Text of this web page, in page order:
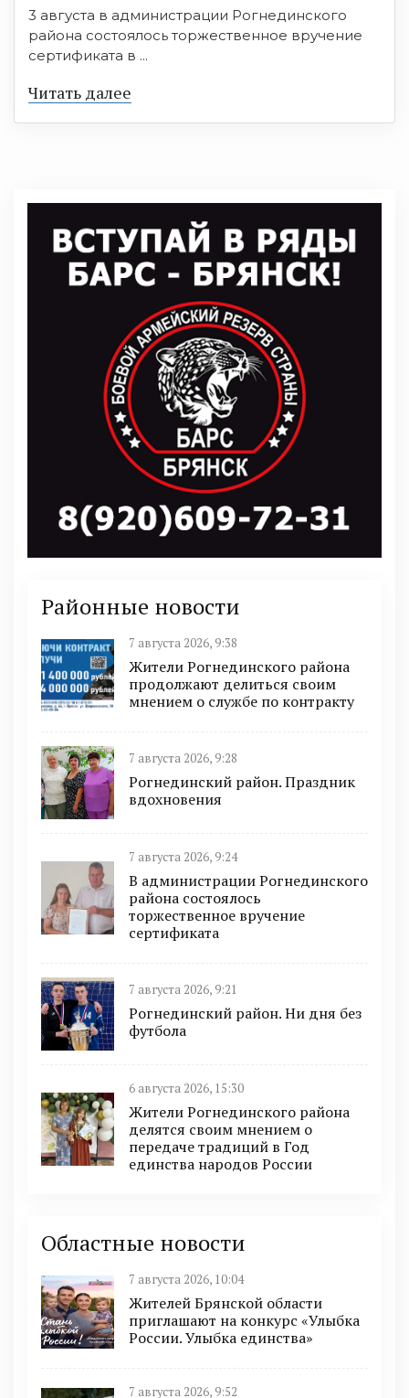
3 августа в администрации Рогнединского
района состоялось торжественное вручение
сертификата в ...
Читать далее
Районные новости
7 августа 2026, 9:38
Жители Рогнединского района
продолжают делиться своим
мнением о службе по контракту
7 августа 2026, 9:28
Рогнединский район. Праздник
вдохновения
7 августа 2026, 9:24
В администрации Рогнединского
района состоялось
торжественное вручение
сертификата
7 августа 2026, 9:21
Рогнединский район. Ни дня без
футбола
6 августа 2026, 15:30
Жители Рогнединского района
делятся своим мнением о
передаче традиций в Год
единства народов России
Областные новости
7 августа 2026, 10:04
Жителей Брянской области
приглашают на конкурс «Улыбка
России. Улыбка единства»
7 августа 2026, 9:52